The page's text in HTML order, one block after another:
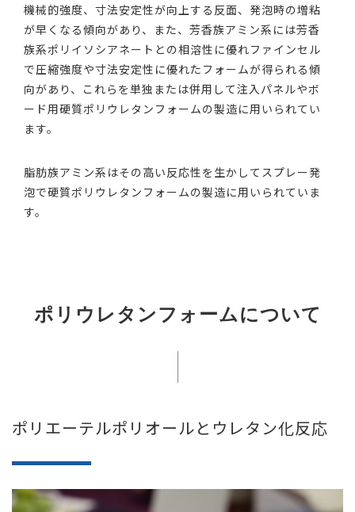
機械的強度、寸法安定性が向上する反面、発泡時の増粘
が早くなる傾向があり、また、芳香族アミン系には芳香
族系ポリイソシアネートとの相溶性に優れファインセル
で圧縮強度や寸法安定性に優れたフォームが得られる傾
向があり、これらを単独または併用して注入パネルやボ
ード用硬質ポリウレタンフォームの製造に用いられてい
ます。
脂肪族アミン系はその高い反応性を生かしてスプレー発
泡で硬質ポリウレタンフォームの製造に用いられていま
す。
ポリウレタンフォームについて
ポリエーテルポリオールとウレタン化反応